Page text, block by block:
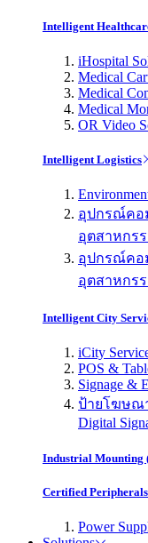
Intelligent
iHospital
Medical
Medical
Medical
OR Video
Intelligent Logistics
อุปกรณ์คอ
อุตสาหกรร
อุปกรณ์คอ
อุตสาหกรร
Intelligent City
iCity
POS &
Signage &
ป้ายโฆษณ
Digital
Industrial Mounting
Certified Peripherals
Power